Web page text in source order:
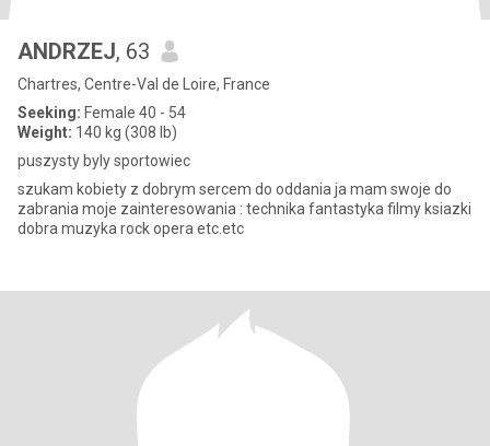
ANDRZEJ, 63
Chartres, Centre-Val de Loire, France
Seeking: Female 40 - 54
Weight: 140 kg (308 lb)
puszysty byly sportowiec
szukam kobiety z dobrym sercem do oddania ja mam swoje do
zabrania moje zainteresowania : technika fantastyka filmy ksiazki
dobra muzyka rock opera etc.etc